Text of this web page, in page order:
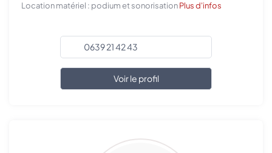
Location matériel : podium et sonorisationPlus d'infos
0639 21 42 43
Voir le profil